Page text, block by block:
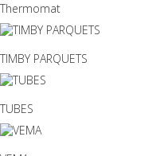
Thermomat
TIMBY PARQUETS
TUBES